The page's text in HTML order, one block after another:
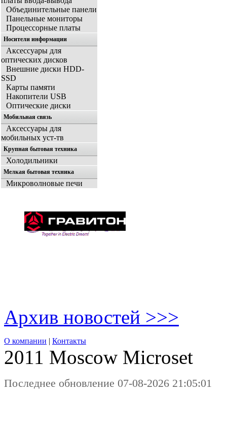
Объединительные панели
Панельные мониторы
Процессорные платы
Носители информации
Аксессуары для
оптических дисков
Внешние диски HDD-
SSD
Карты памяти
Накопители USB
Оптические диски
Мобильная связь
Аксессуары для
мобильных уст-тв
Крупная бытовая техника
Холодильники
Мелкая бытовая техника
Микроволновые печи
Архив новостей >>>
О компании | Контакты
2011 Moscow Microset
Последнее обновление 07-08-2026 21:05:01